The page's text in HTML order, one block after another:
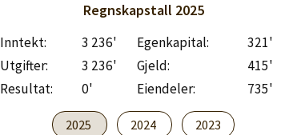
Regnskapstall 2025
Inntekt: 3 236' Egenkapital:
321'
Utgifter:
3 236' Gjeld:
415'
Resultat:
0' Eiendeler: 735'
2025 2024 2023